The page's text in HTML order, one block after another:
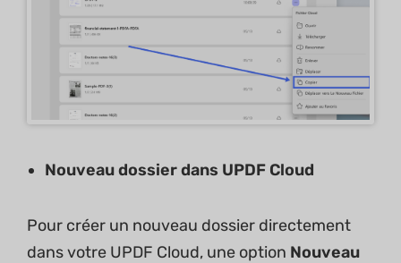
Nouveau dossier dans UPDF Cloud
Pour créer un nouveau dossier directement
dans votre UPDF Cloud, une option Nouveau